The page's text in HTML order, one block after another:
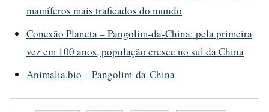
mamíferos mais traficados do mundo
Conexão Planeta – Pangolim-da-China: pela primeira
vez em 100 anos, população cresce no sul da China
Animalia.bio – Pangolim-da-China